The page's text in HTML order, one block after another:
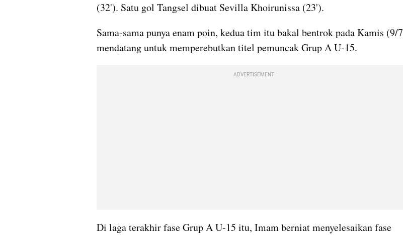
(32'). Satu gol Tangsel dibuat Sevilla Khoirunissa (23').
Sama-sama punya enam poin, kedua tim itu bakal bentrok pada Kamis (9/
mendatang untuk memperebutkan titel pemuncak Grup A U-15.
ADVERTISEMENT
Di laga terakhir fase Grup A U-15 itu, Imam berniat menyelesaikan fase